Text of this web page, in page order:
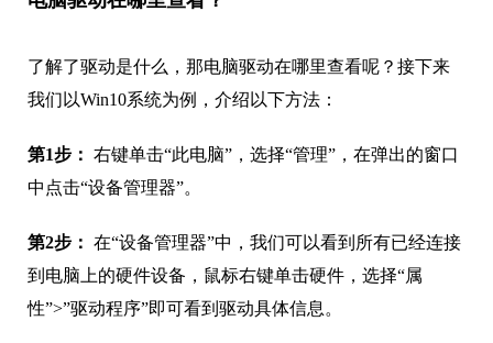
了解了驱动是什么，那电脑驱动在哪里查看呢？接下来
我们以Win10系统为例，介绍以下方法：
第1步： 右键单击“此电脑”，选择“管理”，在弹出的窗口
中点击“设备管理器”。
第2步： 在“设备管理器”中，我们可以看到所有已经连接
到电脑上的硬件设备，鼠标右键单击硬件，选择“属
性”>”驱动程序”即可看到驱动具体信息。